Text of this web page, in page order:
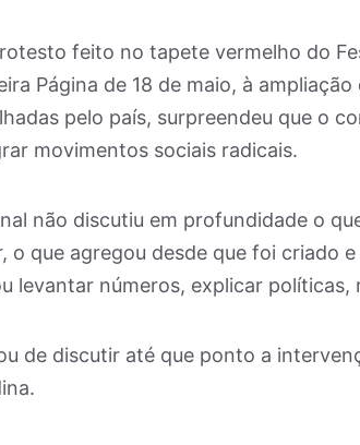
feito no tapete vermelho do
Página de 18 de maio, à
pelo país, surpreendeu que o
movimentos sociais radicais.
não discutiu em profundidade o
o que agregou desde que foi criado
levantar números, explicar políticas,
de discutir até que ponto a